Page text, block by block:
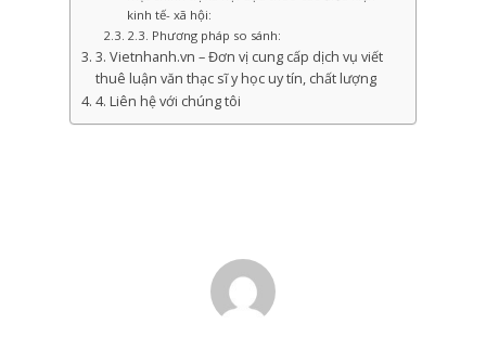
kinh tế- xã hội:
2.3. Phương pháp so sánh:
3. Vietnhanh.vn – Đơn vị cung cấp dịch vụ viết
thuê luận văn thạc sĩ y học uy tín, chất lượng
4. Liên hệ với chúng tôi